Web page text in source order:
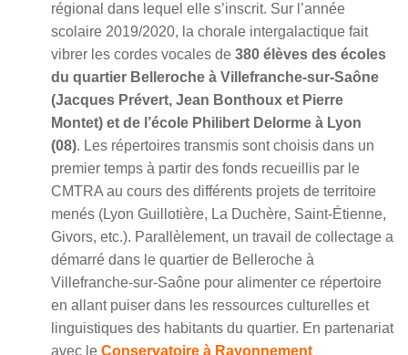
régional dans lequel elle s’inscrit. Sur l’année
scolaire 2019/2020, la chorale intergalactique fait
vibrer les cordes vocales de 380 élèves des écoles
du quartier Belleroche à Villefranche-sur-Saône
(Jacques Prévert, Jean Bonthoux et Pierre
Montet) et de l’école Philibert Delorme à Lyon
(08). Les répertoires transmis sont choisis dans un
premier temps à partir des fonds recueillis par le
CMTRA au cours des différents projets de territoire
menés (Lyon Guillotière, La Duchère, Saint-Étienne,
Givors, etc.). Parallèlement, un travail de collectage a
démarré dans le quartier de Belleroche à
Villefranche-sur-Saône pour alimenter ce répertoire
en allant puiser dans les ressources culturelles et
linguistiques des habitants du quartier. En partenariat
avec le Conservatoire à Rayonnement